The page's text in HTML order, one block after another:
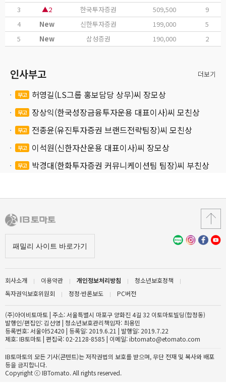
3
▲2 한국투자증권 509,500
9
4
New 신한투자증권 199,000
5
5
New 삼성증권 190,000 2
인사부고 더보기
부고 허영길(LS그룹 홍보담당 상무)씨 장모상
부고 장상익(한국성장금융투자운용 대표이사)씨 모친상
부고 전종윤(유진투자증권 브랜드전략팀장)씨 모친상
부고 이석원(신한자산운용 대표이사)씨 장모상
부고 박경대(한화투자증권 커뮤니케이션팀 팀장)씨 부친상
회사소개 이용약관 개인정보처리방침
청소년보호정책
독자권익보호위원회
정정·반론보도 PC버전
(주)아이비토마토 | 주소: 서울특별시 마포구 양화진 4길 32 이토마토빌딩(합정동)
발행인/편집인: 김선영 | 청소년보호관리책임자: 최용민
등록번호: 서울아52420 | 등록일: 2019.6.21 | 발행일: 2019.7.22
제호: IB토마토 | 편집국: 02-2128-8585 | 이메일: ibtomato@etomato.com
IB토마토의 모든 기사(콘텐트)는 저작권법의 보호를 받으며, 무단 전재 및 복사와 배포
등을 금지합니다.
Copyright ⓒ IBTomato. All rights reserved.